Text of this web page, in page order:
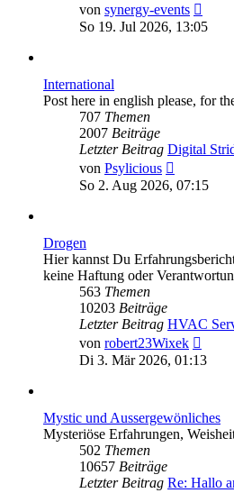
von synergy-events
So 19. Jul 2026, 13:05
International
Post here in english please, for
707 Themen
2007 Beiträge
Letzter Beitrag Digital
von Psylicious
Beitrag
So 2. Aug 2026, 07:15
Drogen
Hier kannst Du
keine Haftung oder
563 Themen
10203 Beiträge
Letzter Beitrag HVAC
von robert23Wixek
Beitrag
Di 3. Mär 2026, 01:13
Mystic und Aussergewönliches
Mysteriöse Erfahrungen,
502 Themen
10657 Beiträge
Letzter Beitrag Re: Hallo